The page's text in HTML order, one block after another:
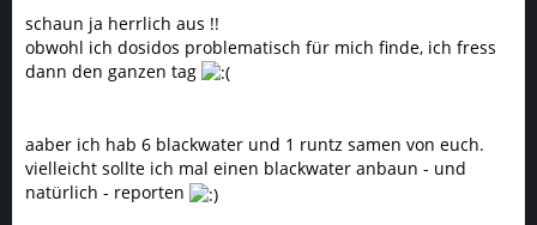
schaun ja herrlich aus !!
obwohl ich dosidos problematisch für mich finde, ich fress
dann den ganzen tag
aaber ich hab 6 blackwater und 1 runtz samen von euch.
vielleicht sollte ich mal einen blackwater anbaun - und
natürlich - reporten